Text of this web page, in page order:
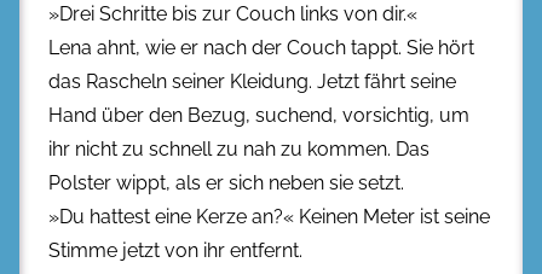
»Drei Schritte bis zur Couch links von dir.«
Lena ahnt, wie er nach der Couch tappt. Sie hört
das Rascheln seiner Kleidung. Jetzt fährt seine
Hand über den Bezug, suchend, vorsichtig, um
ihr nicht zu schnell zu nah zu kommen. Das
Polster wippt, als er sich neben sie setzt.
»Du hattest eine Kerze an?« Keinen Meter ist seine
Stimme jetzt von ihr entfernt.